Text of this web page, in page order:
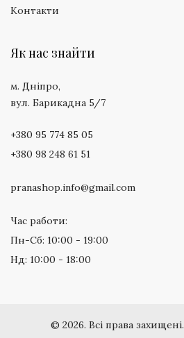
Контакти
Як нас знайти
м. Дніпро,
вул. Барикадна 5/7
+380 95 774 85 05
+380 98 248 61 51
pranashop.info@gmail.com
Час работи:
Пн-Сб: 10:00 - 19:00
Нд: 10:00 - 18:00
© 2026. Всі права захищені.